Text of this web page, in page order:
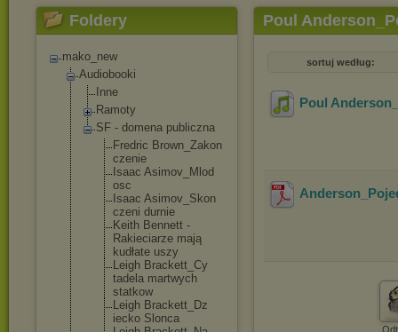
Foldery
mako_new
Audiobooki
Inne
Ramoty
SF - domena publiczna
Fredric Brown_Zakon
czenie
Isaac Asimov_Mlod
osc
Isaac Asimov_Skon
czeni durnie
Keith Bennett -
Rakieciarze mają
kudłate uszy
Leigh Brackett_Cy
tadela martwych
statkow
Leigh Brackett_Dz
iecko Slonca
Poul
sortuj według:
Poul